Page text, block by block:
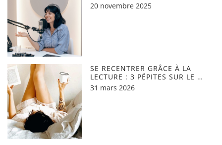
20 novembre 2025
SE RECENTRER GRÂCE À LA
LECTURE : 3 PÉPITES SUR LE …
31 mars 2026